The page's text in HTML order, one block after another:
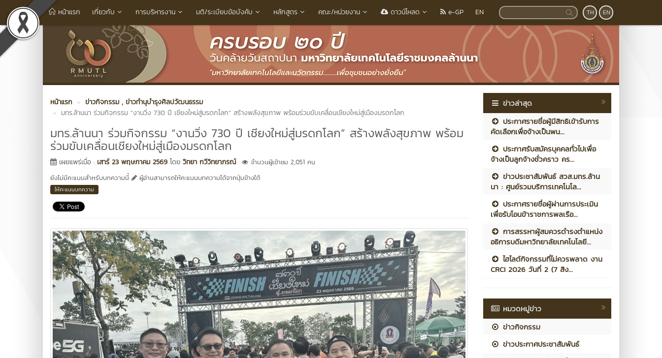
หน้าแรก เกี่ยวกับ การบริหารงาน มติ/ระเบียบข้อบังคับ หลักสูตร คณะ/หน่วยงาน ดาวน์โหลด e-GP EN TH EN
หน้าแรก ข่าวกิจกรรม , ข่าวทำนุบำรุงศิลปวัฒนธรรม
มทร.ล้านนา ร่วมกิจกรรม “งานวิ่ง 730 ปี เชียงใหม่สู่มรดกโลก” สร้างพลังสุขภาพ พร้อมร่วมขับเคลื่อนเชียงใหม่สู่เมืองมรดกโลก
มทร.ล้านนา ร่วมกิจกรรม “งานวิ่ง 730 ปี เชียงใหม่สู่มรดกโลก” สร้างพลังสุขภาพ พร้อม
ร่วมขับเคลื่อนเชียงใหม่สู่เมืองมรดกโลก
เผยแพร่เมื่อ : เสาร์ 23 พฤษภาคม 2569 โดย วิทยา กวีวิทยาภรณ์
จำนวนผู้เข้าชม 2,051 คน
ยังไม่มีคะแนนสำหรับบทความนี้
ผู้อ่านสามารถให้คะแนนบทความได้จากปุ่มข้างใต้
ให้คะแนนบทความ
ข่าวล่าสุด
ประกาศรายชื่อผู้มีสิทธิเข้ารับการ
คัดเลือกเพื่อจ้างเป็นพน...
ประกาศรับสมัครบุคคลทั่วไปเพื่อ
จ้างเป็นลูกจ้างชั่วคราว คร...
ข่าวประชาสัมพันธ์ สวส.มทร.ล้าน
นา : ศูนย์รวมบริการเทคโนโล...
ประกาศรายชื่อผู้ผ่านการประเมิน
เพื่อรับโอนข้าราชการพลเรือ...
การสรรหาผู้สมควรดำรงตำแหน่ง
อธิการบดีมหาวิทยาลัยเทคโนโลยี...
ไฮไลต์กิจกรรมที่ไม่ควรพลาด งาน
CRCI 2026 วันที่ 2 (7 สิง...
หมวดหมู่ข่าว
ข่าวกิจกรรม
ข่าวประกาศประชาสัมพันธ์